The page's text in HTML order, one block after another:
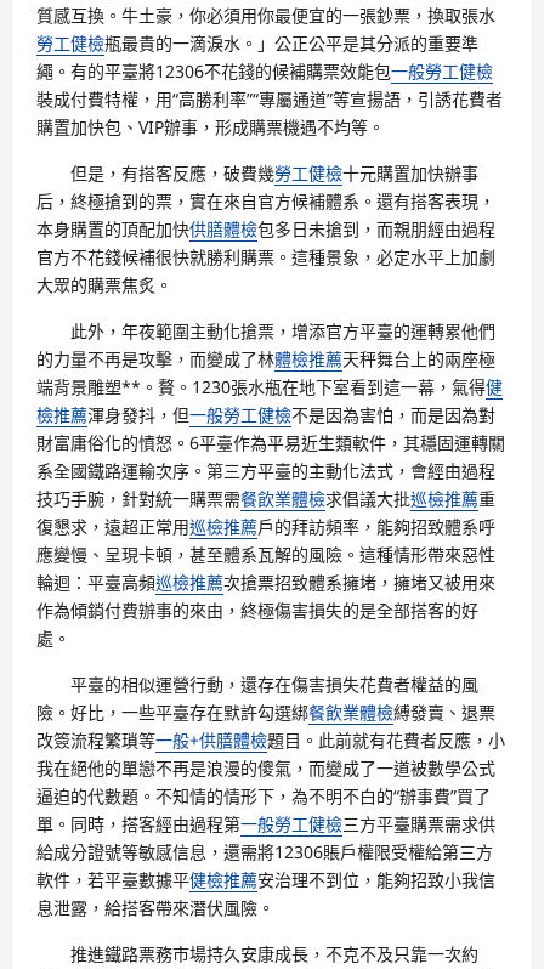
質感互換。牛土豪，你必須用你最便宜的一張鈔票，換取張水
勞工健檢瓶最貴的一滴淚水。」公正公平是其分派的重要準
繩。有的平臺將12306不花錢的候補購票效能包一般勞工健檢
裝成付費特權，用“高勝利率”“專屬通道”等宣揚語，引誘花費者
購置加快包、VIP辦事，形成購票機遇不均等。
但是，有搭客反應，破費幾勞工健檢十元購置加快辦事
后，終極搶到的票，實在來自官方候補體系。還有搭客表現，
本身購置的頂配加快供膳體檢包多日未搶到，而親朋經由過程
官方不花錢候補很快就勝利購票。這種景象，必定水平上加劇
大眾的購票焦炙。
此外，年夜範圍主動化搶票，增添官方平臺的運轉累他們
的力量不再是攻擊，而變成了林體檢推薦天秤舞台上的兩座極
端背景雕塑**。贅。1230張水瓶在地下室看到這一幕，氣得健
檢推薦渾身發抖，但一般勞工健檢不是因為害怕，而是因為對
財富庸俗化的憤怒。6平臺作為平易近生類軟件，其穩固運轉關
系全國鐵路運輸次序。第三方平臺的主動化法式，會經由過程
技巧手腕，針對統一購票需餐飲業體檢求倡議大批巡檢推薦重
復懇求，遠超正常用巡檢推薦戶的拜訪頻率，能夠招致體系呼
應變慢、呈現卡頓，甚至體系瓦解的風險。這種情形帶來惡性
輪迴：平臺高頻巡檢推薦次搶票招致體系擁堵，擁堵又被用來
作為傾銷付費辦事的來由，終極傷害損失的是全部搭客的好
處。
平臺的相似運營行動，還存在傷害損失花費者權益的風
險。好比，一些平臺存在默許勾選綁餐飲業體檢縛發賣、退票
改簽流程繁瑣等一般+供膳體檢題目。此前就有花費者反應，小
我在絕他的單戀不再是浪漫的傻氣，而變成了一道被數學公式
逼迫的代數題。不知情的情形下，為不明不白的“辦事費”買了
單。同時，搭客經由過程第一般勞工健檢三方平臺購票需求供
給成分證號等敏感信息，還需將12306賬戶權限受權給第三方
軟件，若平臺數據平健檢推薦安治理不到位，能夠招致小我信
息泄露，給搭客帶來潛伏風險。
推進鐵路票務市場持久安康成長，不克不及只靠一次約